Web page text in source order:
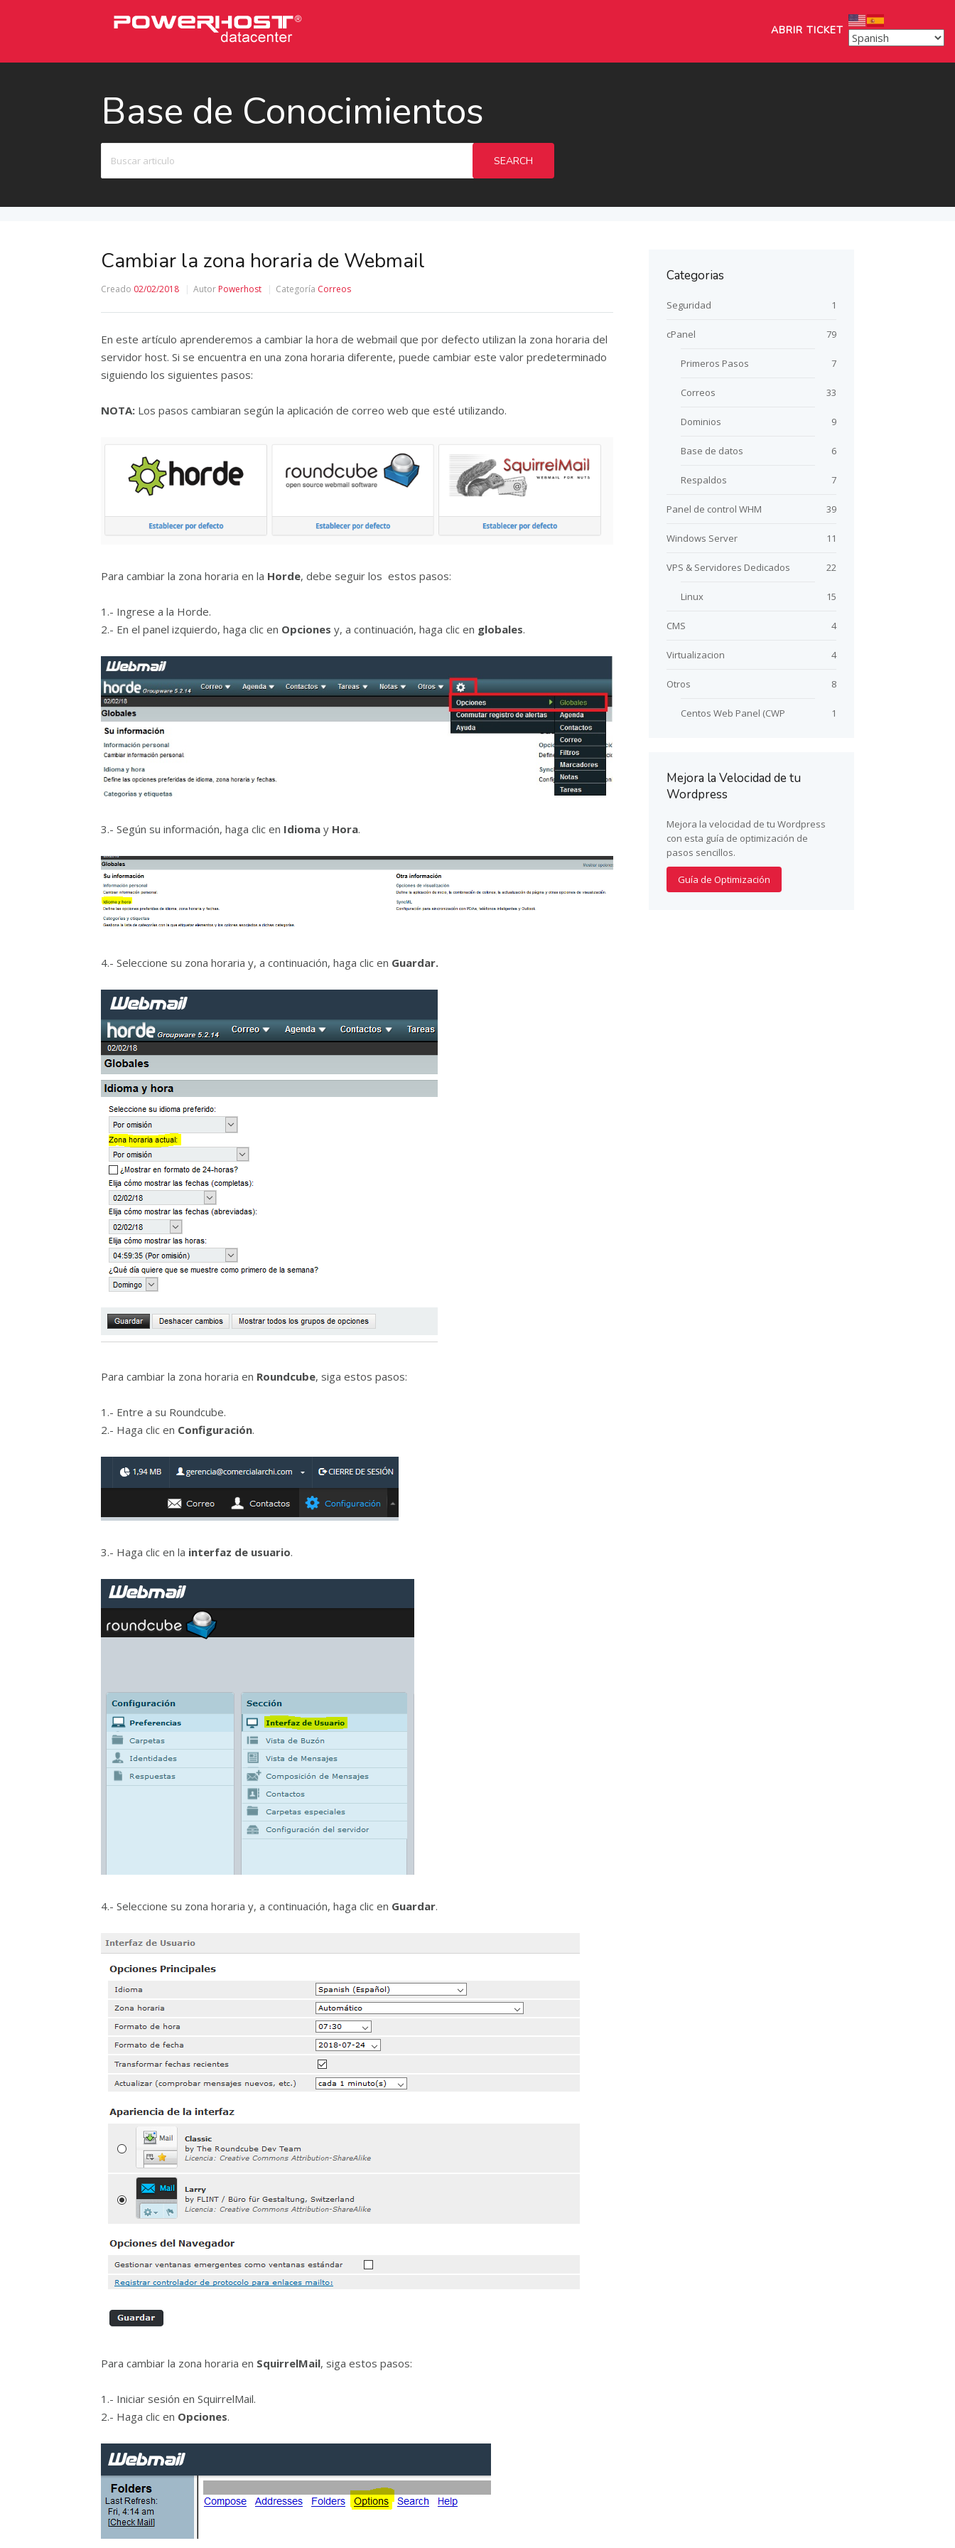
ABRIR TICKET
Base de Conocimientos
SEARCH
Cambiar la zona horaria de Webmail
Creado 02/02/2018 Autor Powerhost Categoría Correos
En este artículo aprenderemos a cambiar la hora de webmail que por defecto utilizan la zona horaria del
servidor host. Si se encuentra en una zona horaria diferente, puede cambiar este valor predeterminado
siguiendo los siguientes pasos:
NOTA: Los pasos cambiaran según la aplicación de correo web que esté utilizando.
Para cambiar la zona horaria en la Horde, debe seguir los estos pasos:
1.- Ingrese a la Horde.
2.- En el panel izquierdo, haga clic en Opciones y, a continuación, haga clic en globales.
3.- Según su información, haga clic en Idioma y Hora.
4.- Seleccione su zona horaria y, a continuación, haga clic en Guardar.
Para cambiar la zona horaria en Roundcube, siga estos pasos:
1.- Entre a su Roundcube.
2.- Haga clic en Configuración.
3.- Haga clic en la interfaz de usuario.
4.- Seleccione su zona horaria y, a continuación, haga clic en Guardar.
Para cambiar la zona horaria en SquirrelMail, siga estos pasos:
1.- Iniciar sesión en SquirrelMail.
2.- Haga clic en Opciones.
Categorias
Seguridad 1
cPanel 79
Primeros Pasos 7
Correos 33
Dominios 9
Base de datos 6
Respaldos 7
Panel de control WHM 39
Windows Server 11
VPS & Servidores Dedicados 22
Linux 15
CMS 4
Virtualizacion 4
Otros 8
Centos Web Panel (CWP 1
Mejora la Velocidad de tu
Wordpress
Mejora la velocidad de tu Wordpress
con esta guía de optimización de
pasos sencillos.
Guía de Optimización